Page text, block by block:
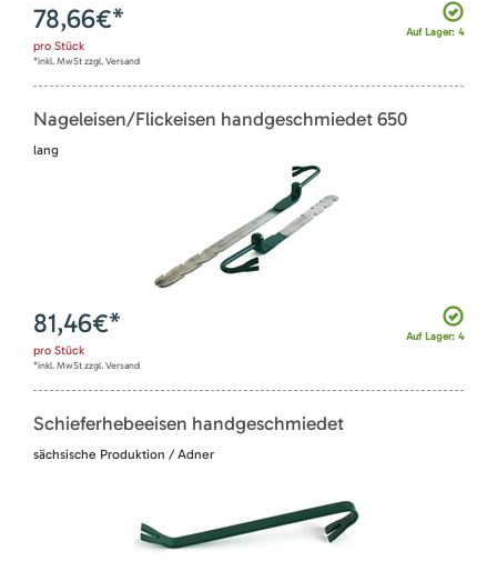
Auf Lager: 4
78,66€*
pro Stück
*inkl. MwSt zzgl. Versand
Nageleisen/Flickeisen handgeschmiedet 650
lang
Auf Lager: 4
81,46€*
pro Stück
*inkl. MwSt zzgl. Versand
Schieferhebeeisen handgeschmiedet
sächsische Produktion / Adner